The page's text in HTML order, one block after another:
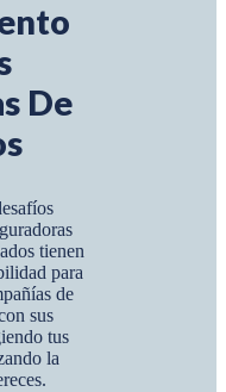
De
tienen
para
de
sus
tus
la